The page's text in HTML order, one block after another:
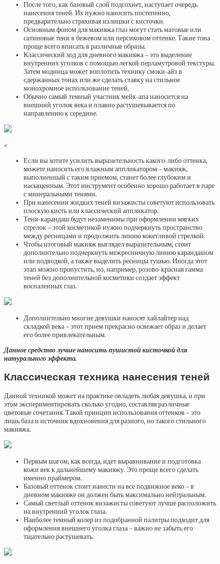
После того, как базовый слой подсохнет, наступает очередь
нанесения теней. Их нужно наносить постепенно,
предварительно стряхивая излишки с кисточки.
Основным фоном для макияжа глаз могут стать матовые или
сатиновые тени в бежевом или персиковом оттенке. Такие тона
проще всего вписать в различные образы.
Классический ход для дневного макияжа – это выделение
внутренних уголков с помощью легкой перламутровой текстуры.
Затем модница может воплотить технику смоки-айз в
сдержанных тонах или же сделать ставку на стильное
монохромное использование теней.
Обычно самый темный участник мейк-апа наносится на
внешний уголок века и плавно растушевывается по
направлению к середине.
<
Если вы хотите усилить выразительность какого-либо оттенка,
можете наносить его влажным аппликатором – макияж,
выполненный с таким приемом, станет более глубоким и
насыщенным. Этот инструмент особенно хорошо работает в паре
с минеральными тенями.
При нанесении жидких теней визажисты советуют использовать
плоскую кисть или классический аппликатор.
Тени-карандаш будут незаменимы при оформлении мягких
стрелок – этой косметикой нужно подчеркнуть пространство
между ресницами и продолжить линию кокетливой стрелкой.
Чтобы итоговый макияж выглядел выразительным, стоит
дополнительно подчеркнуть межресничную линию карандашом
или подводкой, а также выделить ресницы тушью. Иногда этот
этап можно пропустить, но, например, розово-красная гамма
теней без дополнительной косметики создает эффект
воспаленных глаз.
Дополнительно многие девушки наносят хайлайтер над
складкой века – этот прием прекрасно освежает образ и делает
его более привлекательным.
Данное средство лучше наносить пушистой кисточкой для
натурального эффекта.
Классическая техника нанесения теней
Данной техникой может на практике овладеть любая девушка, и при
этом экспериментировать сколько угодно, составляя различные
цветовые сочетания. Такой принцип использования оттенков – это
лишь база и источник вдохновения для разного, но такого стильного
макияжа.
Первым шагом, как всегда, идет выравнивание и подготовка
кожи век к дальнейшему макияжу. Это проще всего сделать
именно праймером.
Базовый оттенок стоит нанести на все подвижное веко – в
дневном макияже он должен быть максимально нейтральным.
Самый светлый оттенок визажисты советуют лучше расположить
на внутренний уголок глаза.
Наиболее темный колер из подобранной палитры подходит для
оформления внешнего уголка глаза – важно не забыть его
тщательно растушевать.